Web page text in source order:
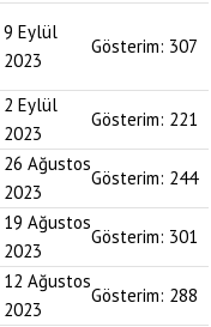
9 Eylül
2023
Gösterim: 307
2 Eylül
2023
Gösterim: 221
26 Ağustos
2023
Gösterim: 244
19 Ağustos
2023
Gösterim: 301
12 Ağustos
2023
Gösterim: 288